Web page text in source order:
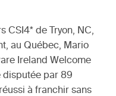
CSI4* de Tryon, NC,
au Québec, Mario
Ireland Welcome
disputée par 89
à franchir sans